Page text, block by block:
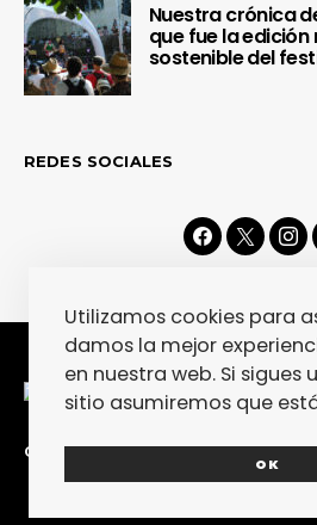
Nuestra crónica
que fue la
sostenible del
REDES SOCIALES
CONTACTA COLABORA
Utilizamos cookies para
damos la mejor
en nuestra web. Si sigues
sitio asumiremos que
OK